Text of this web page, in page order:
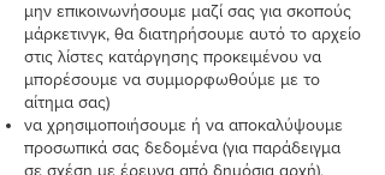
μην επικοινωνήσουμε μαζί σας για σκοπούς
μάρκετινγκ, θα διατηρήσουμε αυτό το αρχείο
στις λίστες κατάργησης προκειμένου να
μπορέσουμε να συμμορφωθούμε με το
αίτημα σας)
να χρησιμοποιήσουμε ή να αποκαλύψουμε
προσωπικά σας δεδομένα (για παράδειγμα
σε σχέση με έρευνα από δημόσια αρχή),